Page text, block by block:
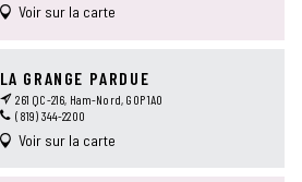
Voir sur la carte
LA GRANGE PARDUE
261 QC-216, Ham-Nord, G0P 1A0
(819) 344-2200
Voir sur la carte